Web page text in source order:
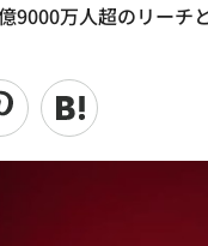
万人超のリーチ